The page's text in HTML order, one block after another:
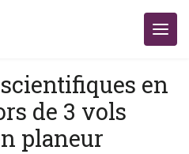
en
de 3 vols
planeur